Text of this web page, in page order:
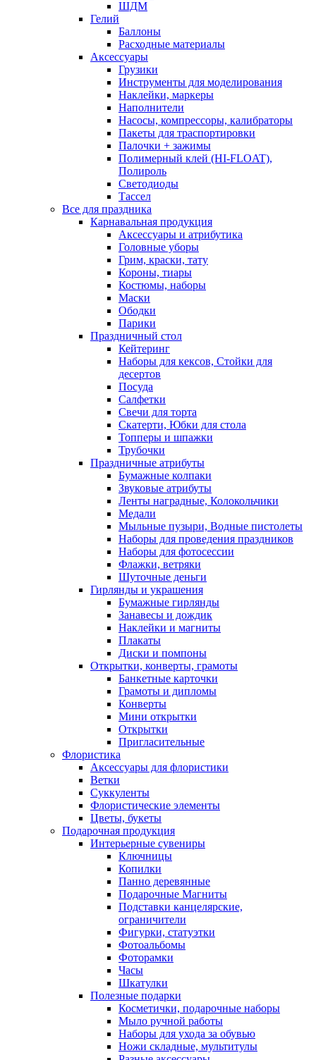
ШДМ
Гелий
Баллоны
Расходные материалы
Аксессуары
Грузики
Инструменты для моделирования
Наклейки, маркеры
Наполнители
Насосы, компрессоры, калибраторы
Пакеты для траспортировки
Палочки + зажимы
Полимерный клей (HI-FLOAT),
Полироль
Светодиоды
Тассел
Все для праздника
Карнавальная продукция
Аксессуары и атрибутика
Головные уборы
Грим, краски, тату
Короны, тиары
Костюмы, наборы
Маски
Ободки
Парики
Праздничный стол
Кейтеринг
Наборы для кексов, Стойки для
десертов
Посуда
Салфетки
Свечи для торта
Скатерти, Юбки для стола
Топперы и шпажки
Трубочки
Праздничные атрибуты
Бумажные колпаки
Звуковые атрибуты
Ленты наградные, Колокольчики
Медали
Мыльные пузыри, Водные пистолеты
Наборы для проведения праздников
Наборы для фотосессии
Флажки, ветряки
Шуточные деньги
Гирлянды и украшения
Бумажные гирлянды
Занавесы и дождик
Наклейки и магниты
Плакаты
Диски и помпоны
Открытки, конверты, грамоты
Банкетные карточки
Грамоты и дипломы
Конверты
Мини открытки
Открытки
Пригласительные
Флористика
Аксессуары для флористики
Ветки
Суккуленты
Флористические элементы
Цветы, букеты
Подарочная продукция
Интерьерные сувениры
Ключницы
Копилки
Панно деревянные
Подарочные Магниты
Подставки канцелярские,
ограничители
Фигурки, статуэтки
Фотоальбомы
Фоторамки
Часы
Шкатулки
Полезные подарки
Косметички, подарочные наборы
Мыло ручной работы
Наборы для ухода за обувью
Ножи складные, мультитулы